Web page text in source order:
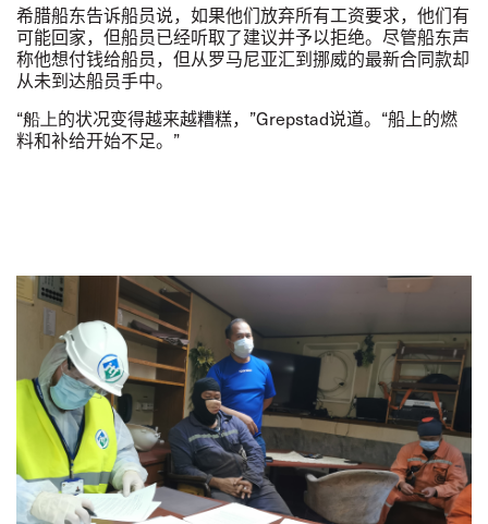
希腊船东告诉船员说，如果他们放弃所有工资要求，他们有
可能回家，但船员已经听取了建议并予以拒绝。尽管船东声
称他想付钱给船员，但从罗马尼亚汇到挪威的最新合同款却
从未到达船员手中。
“船上的状况变得越来越糟糕，”Grepstad说道。“船上的燃
料和补给开始不足。 ”